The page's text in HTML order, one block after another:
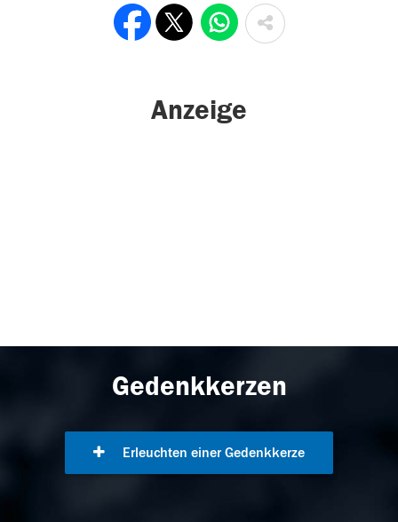
Anzeige
Gedenkkerzen
Erleuchten einer Gedenkkerze